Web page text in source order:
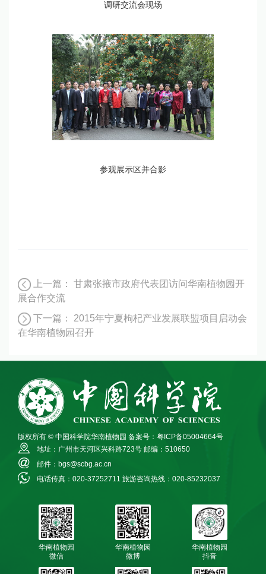
调研交流会现场
参观展示区并合影
上一篇：
甘肃张掖市政府代表团访问华南植物园开
展合作交流
下一篇：
2015年宁夏枸杞产业发展联盟项目启动会
在华南植物园召开
版权所有 © 中国科学院华南植物园 备案号：粤ICP备05004664号
地址：广州市天河区兴科路723号 邮编：510650
邮件：bgs@scbg.ac.cn
电话传真：020-37252711 旅游咨询热线：020-85232037
华南植物园
微信
华南植物园
微博
华南植物园
抖音